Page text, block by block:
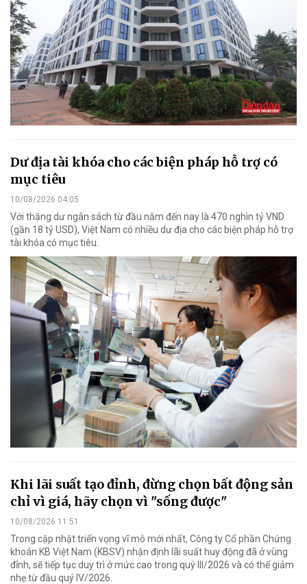
Dư địa tài khóa cho các biện pháp hỗ trợ có
mục tiêu
10/08/2026 04:05
Với thặng dư ngân sách từ đầu năm đến nay là 470 nghìn tỷ VND
(gần 18 tỷ USD), Việt Nam có nhiều dư địa cho các biện pháp hỗ trợ
tài khóa có mục tiêu.
Khi lãi suất tạo đỉnh, đừng chọn bất động sản
chỉ vì giá, hãy chọn vì "sống được"
10/08/2026 11:51
Trong cập nhật triển vọng vĩ mô mới nhất, Công ty Cổ phần Chứng
khoán KB Việt Nam (KBSV) nhận định lãi suất huy động đã ở vùng
đỉnh, sẽ tiếp tục duy trì ở mức cao trong quý III/2026 và có thể giảm
nhẹ từ đầu quý IV/2026.